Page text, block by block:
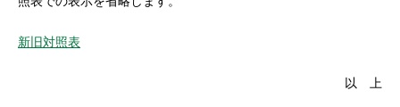
新旧対照表
以 上